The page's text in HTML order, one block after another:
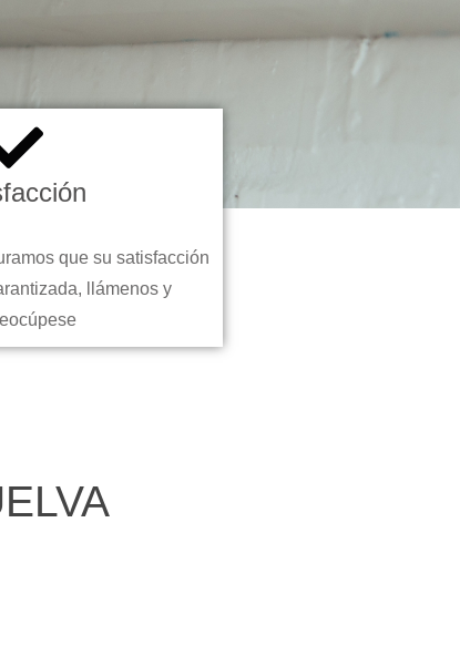
que su satisfacción
llámenos y